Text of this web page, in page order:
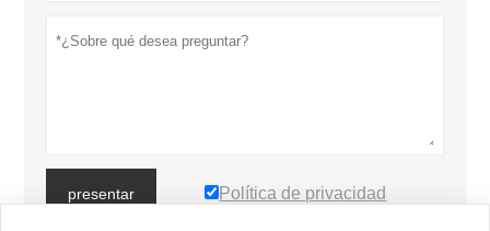
presentar Política de privacidad